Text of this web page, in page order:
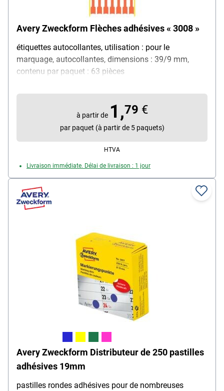
Avery Zweckform Flèches adhésives « 3008 »
étiquettes autocollantes, utilisation : pour le
marquage, autocollantes, dimensions : 39/9 mm,
contenu par paquet : 63 pièces
à partir de 1,79 €
par paquet (à partir de 5 paquets)
HTVA
Livraison immédiate. Délai de livraison : 1 jour
Avery Zweckform Distributeur de 250 pastilles
adhésives 19mm
pastilles rondes adhésives pour de nombreuses